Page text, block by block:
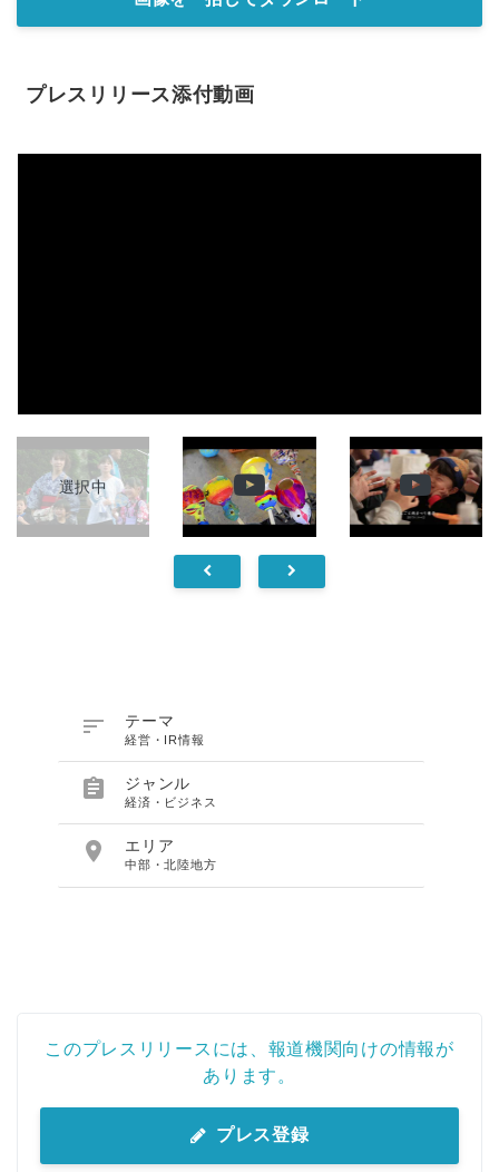
プレスリリース添付動画
選択中
 テーマ
経営・IR情報
 ジャンル
経済・ビジネス
 エリア
中部・北陸地方
このプレスリリースには、報道機関向けの情報が
あります。
プレス登録